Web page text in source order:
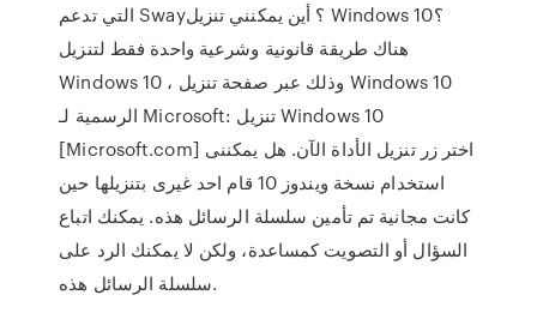
التي تدعم Sway؟ أين يمكنني تنزيل Windows 10؟
هناك طريقة قانونية وشرعية واحدة فقط لتنزيل
Windows 10 ، وذلك عبر صفحة تنزيل Windows 10
الرسمية لـ Microsoft: تنزيل Windows 10
[Microsoft.com] اختر زر تنزيل الأداة الآن. هل يمكننى
استخدام نسخة ويندوز 10 قام احد غيرى بتنزيلها حين
كانت مجانية تم تأمين سلسلة الرسائل هذه. يمكنك اتباع
السؤال أو التصويت كمساعدة، ولكن لا يمكنك الرد على
سلسلة الرسائل هذه.